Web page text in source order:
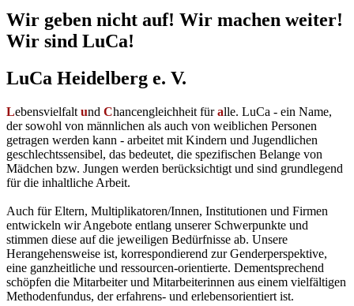
Wir geben nicht auf! Wir machen weiter!
Wir sind LuCa!
LuCa Heidelberg e. V.
Lebensvielfalt und Chancengleichheit füralle. LuCa - ein Name,
der sowohl von männlichen als auch von weiblichen Personen
getragen werden kann - arbeitet mit Kindern und Jugendlichen
geschlechtssensibel, das bedeutet, die spezifischen Belange von
Mädchen bzw. Jungen werden berücksichtigt und sind grundlegend
für die inhaltliche Arbeit.
Auch für Eltern, Multiplikatoren/Innen, Institutionen und Firmen
entwickeln wir Angebote entlang unserer Schwerpunkte und
stimmen diese auf die jeweiligen Bedürfnisse ab. Unsere
Herangehensweise ist, korrespondierend zur Genderperspektive,
eine ganzheitliche und ressourcen-orientierte. Dementsprechend
schöpfen die Mitarbeiter und Mitarbeiterinnen aus einem vielfältigen
Methodenfundus, der erfahrens- und erlebensorientiert ist.